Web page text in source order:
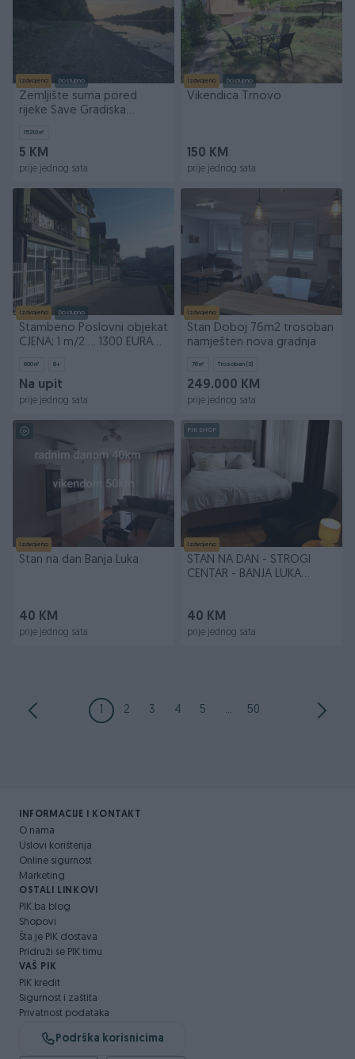
Izdvojeno Dostupno
Zemljište suma pored
rijeke Save Gradiska
15210㎡
5 KM
prije jednog sata
Izdvojeno Dostupno
Vikendica Trnovo
150 KM
prije jednog sata
Izdvojeno Dostupno
Stambeno Poslovni objekat
CJENA; 1 m/2.... 1300 EURA
600㎡ 8+
Na upit
prije jednog sata
Izdvojeno
Stan Doboj 76m2 trosoban
namješten nova gradnja
76㎡ Trosoban (3)
249.000 KM
prije jednog sata
Izdvojeno
Stan na dan Banja Luka
40 KM
prije jednog sata
PIK SHOP
Izdvojeno
STAN NA DAN - STROGI
CENTAR - BANJA LUKA
40 KM
prije jednog sata
1 2 3 4 5 ... 50
INFORMACIJE I KONTAKT
O nama
Uslovi korištenja
Online sigurnost
Marketing
OSTALI LINKOVI
PIK.ba blog
Shopovi
Šta je PIK dostava
Pridruži se PIK timu
VAŠ PIK
PIK kredit
Sigurnost i zaštita
Privatnost podataka
Podrška korisnicima